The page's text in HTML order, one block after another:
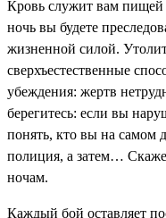
Кровь служит вам
ночь вы будете
жизненной силой.
сверхъестественные
убеждения: жертв
берегитесь: если вы
понять, кто вы на самом
полиция, а затем…
ночам.
Каждый бой оставляет